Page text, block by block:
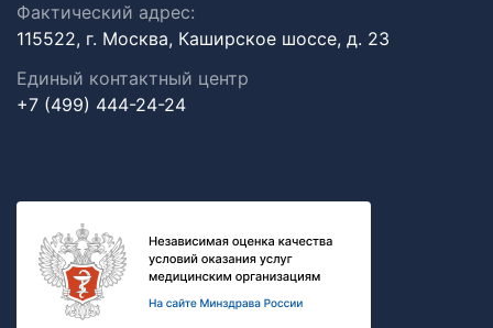
Фактический адрес:
115522, г. Москва, Каширское шоссе, д. 23
Единый контактный центр
+7 (499) 444-24-24